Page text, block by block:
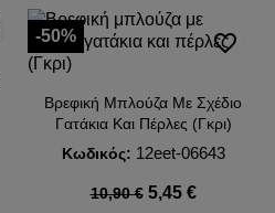
Βρεφική Μπλούζα Με Σχέδιο
Γατάκια Και Πέρλες (Γκρι)
Κωδικός: 12eet-06643
10,90 € 5,45 €
-50% favorite_border